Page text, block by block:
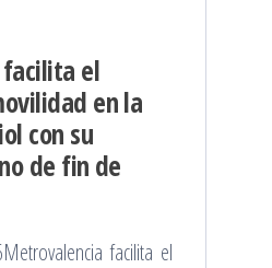
el
en la
con su
de fin de
facilita el